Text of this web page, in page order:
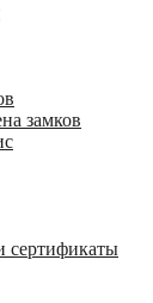
замков
сертификаты